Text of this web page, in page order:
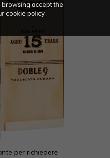
accept the
cookie policy .
per richiedere